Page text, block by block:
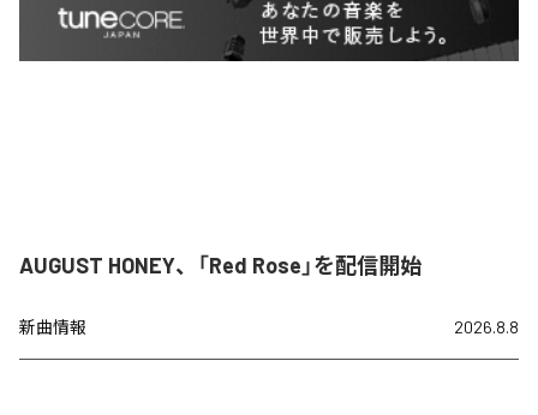
AUGUST HONEY、「Red Rose」を配信開始
新曲情報 2026.8.8